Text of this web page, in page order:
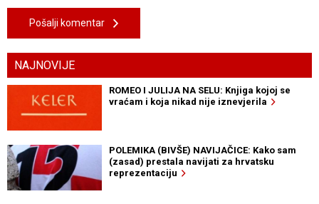
Pošalji komentar
NAJNOVIJE
ROMEO I JULIJA NA SELU: Knjiga kojoj se
vraćam i koja nikad nije iznevjerila
POLEMIKA (BIVŠE) NAVIJAČICE: Kako sam
(zasad) prestala navijati za hrvatsku
reprezentaciju